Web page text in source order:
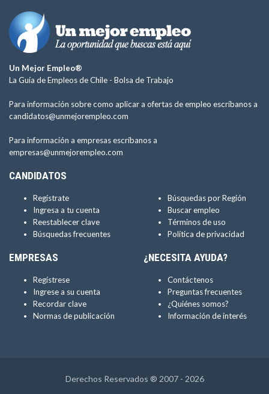
Un Mejor Empleo®
La Guía de Empleos de Chile - Bolsa de Trabajo
Para información sobre como aplicar a ofertas de empleo escríbanos a
candidatos@unmejorempleo.com
Para información a empresas escríbanos a
empresas@unmejorempleo.com
CANDIDATOS
Regístrate
Ingresa a tu cuenta
Reestablecer clave
Búsquedas frecuentes
Búsquedas por Región
Buscar empleo
Términos de uso
Política de privacidad
EMPRESAS
Regístrese
Ingrese a su cuenta
Recordar clave
Normas de publicación
¿NECESITA AYUDA?
Contáctenos
Preguntas frecuentes
¿Quiénes somos?
Información de interés
Derechos Reservados ® 2007 - 2026